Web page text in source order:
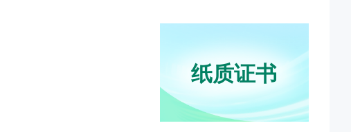
纸质证书